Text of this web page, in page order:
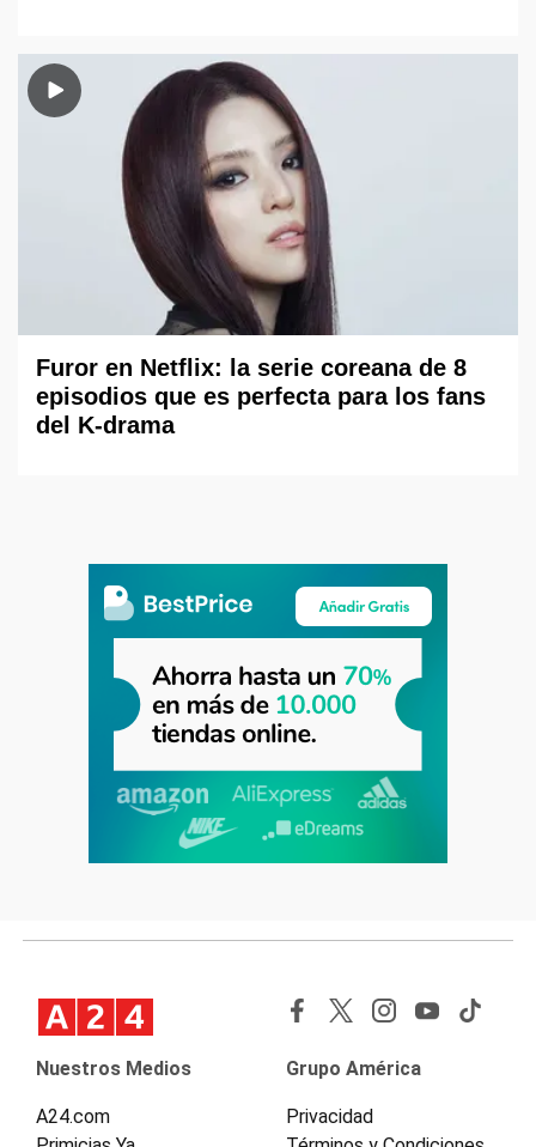
Furor en Netflix: la serie coreana de 8
episodios que es perfecta para los fans
del K-drama
Nuestros Medios
A24.com
Grupo América
Privacidad